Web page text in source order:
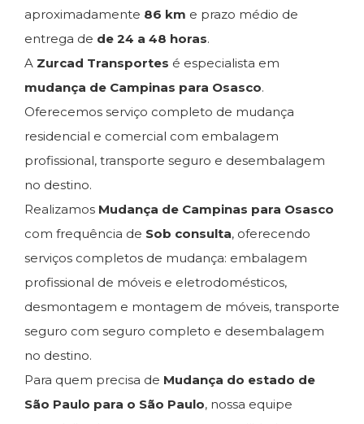
aproximadamente 86 km e prazo médio de
entrega de de 24 a 48 horas.
A Zurcad Transportes é especialista em
mudança de Campinas para Osasco.
Oferecemos serviço completo de mudança
residencial e comercial com embalagem
profissional, transporte seguro e desembalagem
no destino.
Realizamos Mudança de Campinas para Osasco
com frequência de Sob consulta, oferecendo
serviços completos de mudança: embalagem
profissional de móveis e eletrodomésticos,
desmontagem e montagem de móveis, transporte
seguro com seguro completo e desembalagem
no destino.
Para quem precisa de Mudança do estado de
São Paulo para o São Paulo, nossa equipe